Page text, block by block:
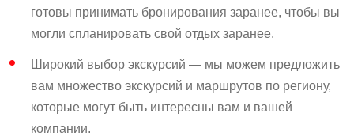
готовы принимать бронирования заранее, чтобы вы
могли спланировать свой отдых заранее.
Широкий выбор экскурсий — мы можем предложить
вам множество экскурсий и маршрутов по региону,
которые могут быть интересны вам и вашей
компании.